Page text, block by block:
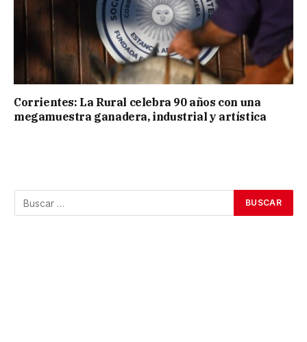
Corrientes: La Rural celebra 90 años con una
megamuestra ganadera, industrial y artística